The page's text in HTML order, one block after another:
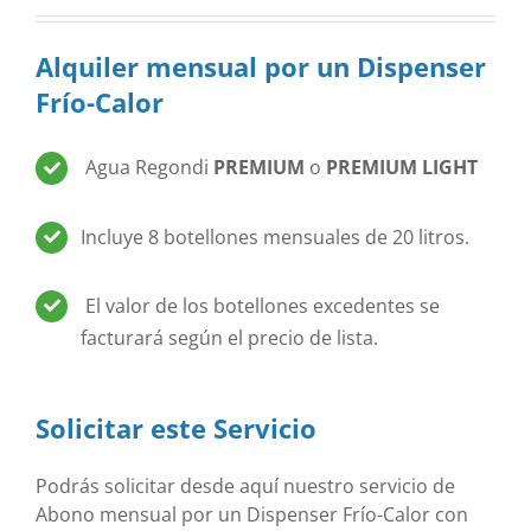
Alquiler mensual por un Dispenser
Frío-Calor
Agua Regondi PREMIUM o PREMIUM LIGHT
Incluye 8 botellones mensuales de 20 litros.
El valor de los botellones excedentes se
facturará según el precio de lista.
Solicitar este Servicio
Podrás solicitar desde aquí nuestro servicio de
Abono mensual por un Dispenser Frío-Calor con